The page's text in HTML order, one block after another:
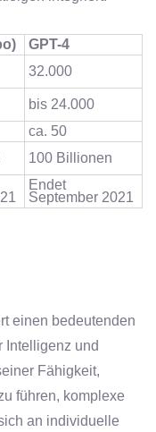
GPT-4
32.000
bis 24.000
ca. 50
100 Billionen
Endet
September 2021
einen bedeutenden
Intelligenz und
Fähigkeit,
führen, komplexe
an individuelle